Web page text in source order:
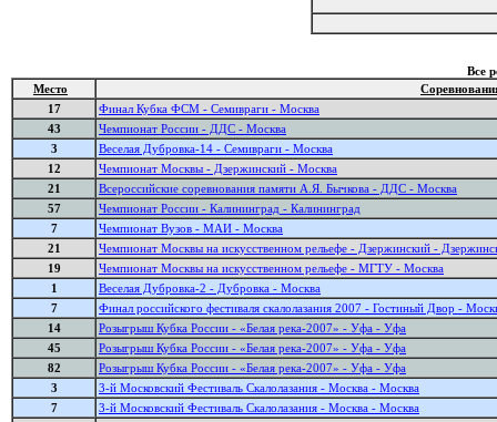
Все
Место
17
Финал Кубка ФСМ - Семивраги - Москва
43
Чемпионат России - ДДС - Москва
3
Веселая Дубровка-14 - Семивраги - Москва
12
Чемпионат Москвы - Дзержинский - Москва
21
Всероссийские соревнования памяти А.Я. Бычкова - ДДС - Москва
57
Чемпионат России - Калининград - Калининград
7
Чемпионат Вузов - МАИ - Москва
21
Чемпионат Москвы на искусственном рельефе - Дзержинский -
19
Чемпионат Москвы на искусственном рельефе - МГТУ - Москва
1
Веселая Дубровка-2 - Дубровка - Москва
7
Финал российского фестиваля скалолазания 2007 - Гостиный Двор -
14
Розыгрыш Кубка России - «Белая река-2007» - Уфа - Уфа
45
Розыгрыш Кубка России - «Белая река-2007» - Уфа - Уфа
82
Розыгрыш Кубка России - «Белая река-2007» - Уфа - Уфа
3
3-й Московский Фестиваль Cкалолазания - Москва - Москва
7
3-й Московский Фестиваль Cкалолазания - Москва - Москва